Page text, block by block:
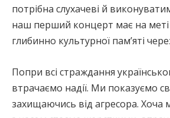
потрібна слухачеві й
наш перший концерт має на
глибинно культурної пам’яті
Попри всі страждання
втрачаємо надії. Ми показуємо
захищаючись від агресора. Хоча